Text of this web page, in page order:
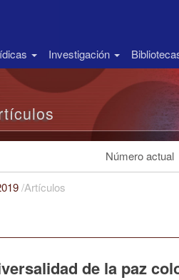
Investigación
Número actual
/Artículos
de la paz